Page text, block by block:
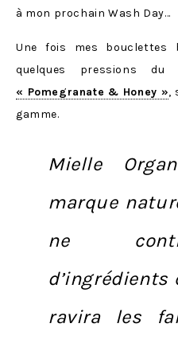
à mon prochain Wash Day…
Une fois mes bouclettes
quelques pressions du
« Pomegranate & Honey »,
gamme.
Mielle
marque
ne
ravira les